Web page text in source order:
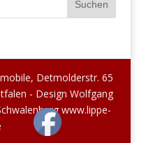
Detmolderstr. 65
- Design Wolfgang
www.lippe-